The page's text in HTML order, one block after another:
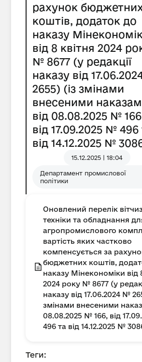
рахунок
коштів, додаток до
наказу
від 8 квітня 2024
№ 8677 (у редакції
наказу від
2655) (із змінами
внесеними
від 08.08.2025 №
від 17.09.2025 № 496
від 14.12.2025 №
15.12.2025 | 18:04
Департамент промислової
політики
Оновлений перелік
техніки та обладнання
агропромислового
вартість яких частково
компенсується за
бюджетних коштів,
наказу Мінекономіки від
2024 року № 8677 (у
наказу від 17.06.2024 №
змінами внесеними
08.08.2025 № 166, від
496 та від 14.12.2025 №
Теги: